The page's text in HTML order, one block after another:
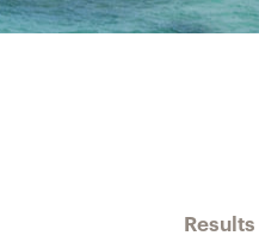
Results